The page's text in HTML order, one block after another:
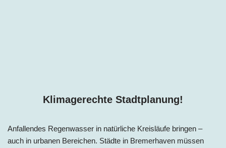
Klimagerechte Stadtplanung!
Anfallendes Regenwasser in natürliche Kreisläufe bringen –
auch in urbanen Bereichen. Städte in Bremerhaven müssen